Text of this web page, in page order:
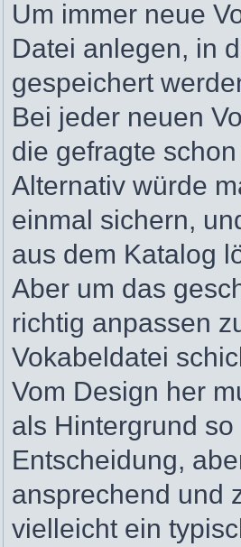
Um immer neue
Datei anlegen, in
gespeichert
Bei jeder neuen
die gefragte
Alternativ würde
einmal sichern,
aus dem Katalog
Aber um das
richtig anpassen
Vokabeldatei
Vom Design her
als Hintergrund
Entscheidung,
ansprechend und
vielleicht ein